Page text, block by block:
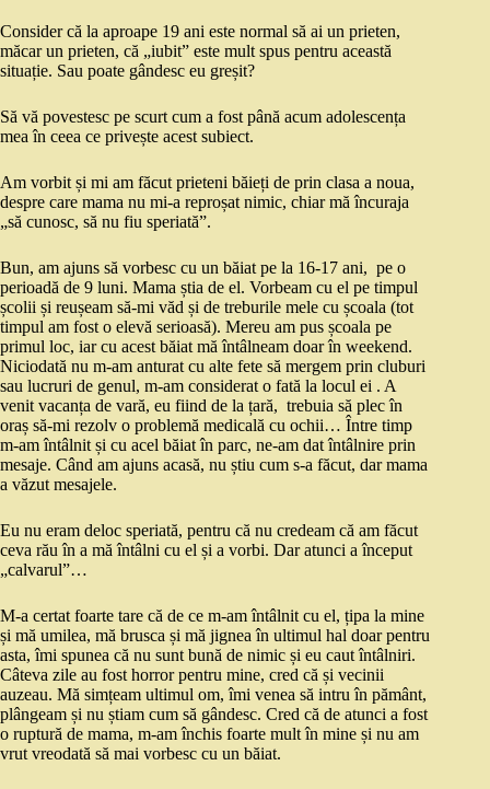
Consider că la aproape 19 ani este normal să ai un prieten,
măcar un prieten, că „iubit” este mult spus pentru această
situație. Sau poate gândesc eu greșit?
Să vă povestesc pe scurt cum a fost până acum adolescența
mea în ceea ce privește acest subiect.
Am vorbit și mi am făcut prieteni băieți de prin clasa a noua,
despre care mama nu mi-a reproșat nimic, chiar mă încuraja
„să cunosc, să nu fiu speriată”.
Bun, am ajuns să vorbesc cu un băiat pe la 16-17 ani, pe o
perioadă de 9 luni. Mama știa de el. Vorbeam cu el pe timpul
școlii și reușeam să-mi văd și de treburile mele cu școala (tot
timpul am fost o elevă serioasă). Mereu am pus școala pe
primul loc, iar cu acest băiat mă întâlneam doar în weekend.
Niciodată nu m-am anturat cu alte fete să mergem prin cluburi
sau lucruri de genul, m-am considerat o fată la locul ei . A
venit vacanța de vară, eu fiind de la țară, trebuia să plec în
oraș să-mi rezolv o problemă medicală cu ochii… Între timp
m-am întâlnit și cu acel băiat în parc, ne-am dat întâlnire prin
mesaje. Când am ajuns acasă, nu știu cum s-a făcut, dar mama
a văzut mesajele.
Eu nu eram deloc speriată, pentru că nu credeam că am făcut
ceva rău în a mă întâlni cu el și a vorbi. Dar atunci a început
„calvarul”…
M-a certat foarte tare că de ce m-am întâlnit cu el, țipa la mine
și mă umilea, mă brusca și mă jignea în ultimul hal doar pentru
asta, îmi spunea că nu sunt bună de nimic și eu caut întâlniri.
Câteva zile au fost horror pentru mine, cred că și vecinii
auzeau. Mă simțeam ultimul om, îmi venea să intru în pământ,
plângeam și nu știam cum să gândesc. Cred că de atunci a fost
o ruptură de mama, m-am închis foarte mult în mine și nu am
vrut vreodată să mai vorbesc cu un băiat.